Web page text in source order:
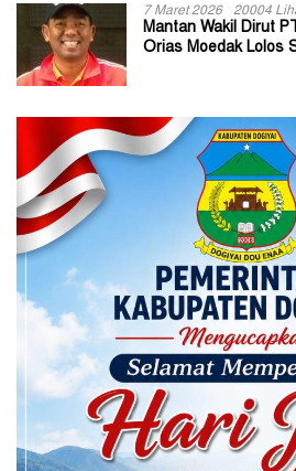
7 Maret 2026 20004
Mantan Wakil Dirut
Orias Moedak Lolos